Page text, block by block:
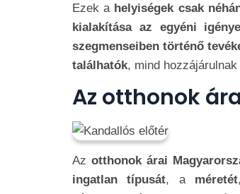
Ezek a helyiségek csak
kialakítása az egyéni
szegmenseiben történő
találhatók, mind
Az otthonok
Az otthonok árai
ingatlan típusát, a méretét